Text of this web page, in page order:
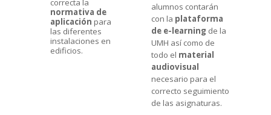
correcta la
normativa de
aplicación para
las diferentes
instalaciones en
edificios.
alumnos contarán
con la plataforma
de e-learning de la
UMH así como de
todo el material
audiovisual
necesario para el
correcto seguimiento
de las asignaturas.